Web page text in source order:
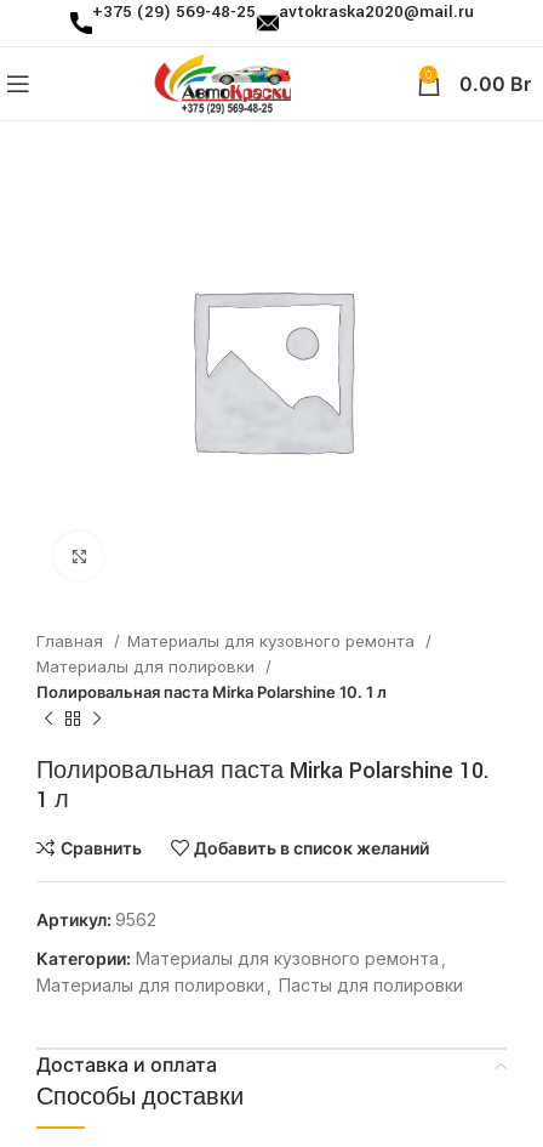
+375 (29) 569-48-25 avtokraska2020@mail.ru
0 0.00 Br
Главная
Материалы для кузовного ремонта
Материалы для полировки
Полировальная паста Mirka Polarshine 10. 1 л
Полировальная паста Mirka Polarshine 10.
1 л
Сравнить Добавить в список желаний
Артикул: 9562
Категории: Материалы для кузовного ремонта
Материалы для полировки
Пасты для полировки
Доставка и оплата
Способы доставки